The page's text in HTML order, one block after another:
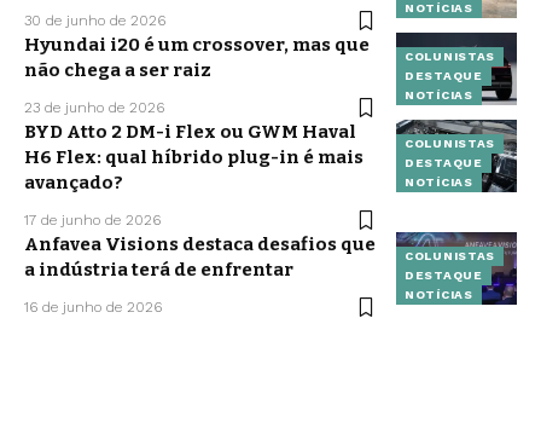
NOTÍCIAS
30 de junho de 2026
COLUNISTAS
DESTAQUE
NOTÍCIAS
Hyundai i20 é um crossover, mas que
não chega a ser raiz
23 de junho de 2026
COLUNISTAS
DESTAQUE
NOTÍCIAS
BYD Atto 2 DM-i Flex ou GWM Haval
H6 Flex: qual híbrido plug-in é mais
avançado?
17 de junho de 2026
COLUNISTAS
DESTAQUE
NOTÍCIAS
Anfavea Visions destaca desafios que
a indústria terá de enfrentar
16 de junho de 2026